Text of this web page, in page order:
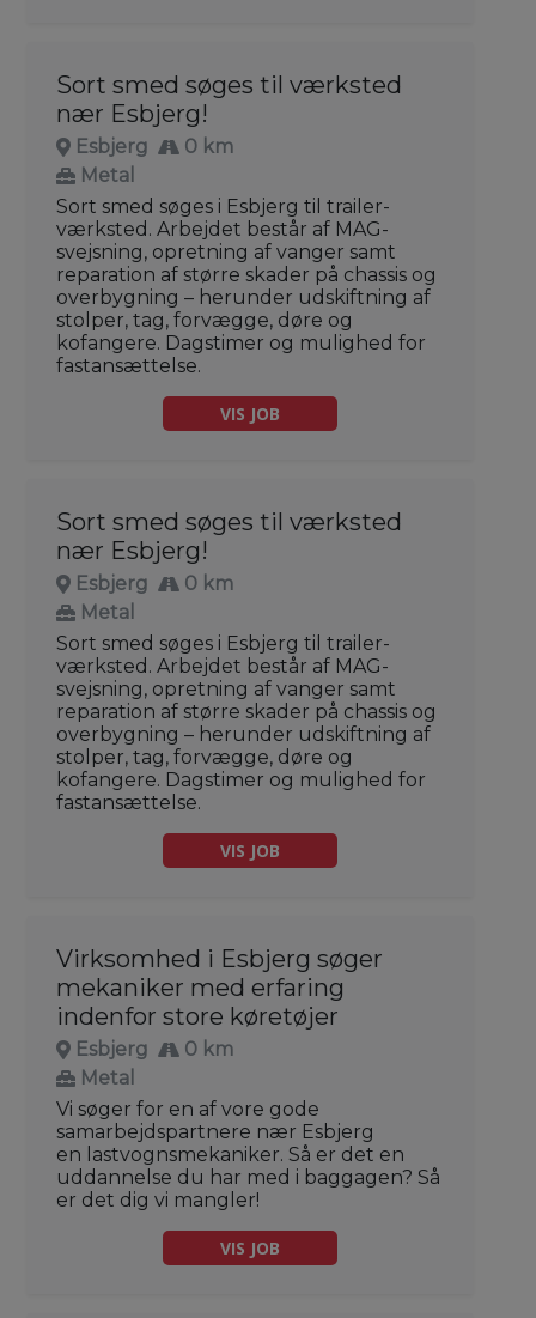
Sort smed søges til værksted
nær Esbjerg!
Esbjerg
0 km
Metal
Sort smed søges i Esbjerg til trailer-
værksted. Arbejdet består af MAG-
svejsning, opretning af vanger samt
reparation af større skader på chassis og
overbygning – herunder udskiftning af
stolper, tag, forvægge, døre og
kofangere. Dagstimer og mulighed for
fastansættelse.
VIS JOB
Sort smed søges til værksted
nær Esbjerg!
Esbjerg
0 km
Metal
Sort smed søges i Esbjerg til trailer-
værksted. Arbejdet består af MAG-
svejsning, opretning af vanger samt
reparation af større skader på chassis og
overbygning – herunder udskiftning af
stolper, tag, forvægge, døre og
kofangere. Dagstimer og mulighed for
fastansættelse.
VIS JOB
Virksomhed i Esbjerg søger
mekaniker med erfaring
indenfor store køretøjer
Esbjerg
0 km
Metal
Vi søger for en af vore gode
samarbejdspartnere nær Esbjerg
en lastvognsmekaniker. Så er det en
uddannelse du har med i baggagen? Så
er det dig vi mangler!
VIS JOB